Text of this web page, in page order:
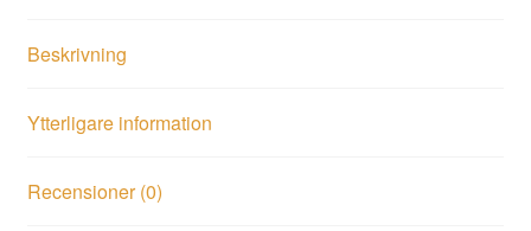
Beskrivning
Ytterligare information
Recensioner (0)